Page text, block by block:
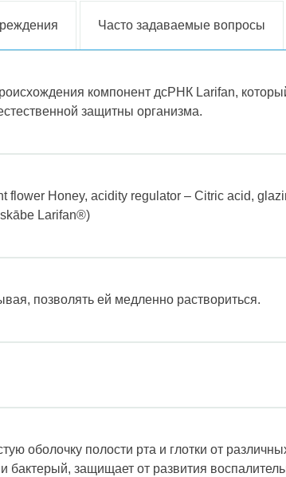
Часто задаваемые вопросы
компонент дсРНК Larifan,
защитны организма.
flower Honey, acidity regulator – Citric acid,
Larifan®)
позволять ей медленно раствориться.
оболочку полости рта и глотки от
защищает от развития